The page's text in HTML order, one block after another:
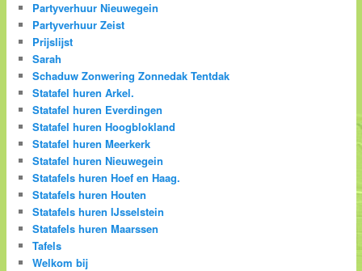
Partyverhuur Nieuwegein
Partyverhuur Zeist
Prijslijst
Sarah
Schaduw Zonwering Zonnedak Tentdak
Statafel huren Arkel.
Statafel huren Everdingen
Statafel huren Hoogblokland
Statafel huren Meerkerk
Statafel huren Nieuwegein
Statafels huren Hoef en Haag.
Statafels huren Houten
Statafels huren IJsselstein
Statafels huren Maarssen
Tafels
Welkom bij